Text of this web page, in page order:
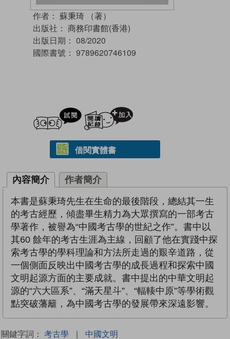
作者： 蘇秉琦 （著）
出版社： 商務印書館(香港)
出版日期： 08/2020
國際書號： 9789620746109
試閲
借閱實體書
內容簡介 作者簡介
本書是蘇秉琦先生在生命的最後階段，總結其一生
的考古經歷，傾盡畢生精力為大眾撰寫的一部考古
學著作，被譽為“中國考古學的世紀之作”。書中以
其60 餘年的考古生涯為主線，回顧了他在實踐中探
索考古學的學科理論和方法所走過的艱辛道路，從
一個側面反映出中國考古學的成長過程和探索中國
文明起源方面的主要成就。書中提出的中華文明起
源的“六大區系”、“滿天星斗”、“輻輳中原”等學術觀
點突破藩籬，為中國考古學的發展帶來深遠影響。
關鍵字詞： 考古學 | 中國文明